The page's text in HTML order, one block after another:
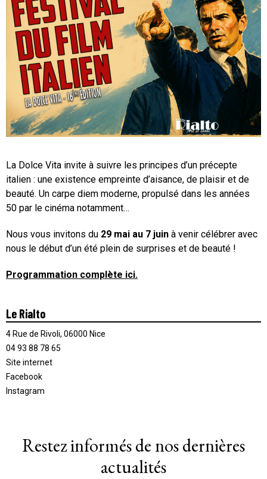
La Dolce Vita invite à suivre les principes d’un précepte
italien : une existence empreinte d’aisance, de plaisir et de
beauté. Un carpe diem moderne, propulsé dans les années
50 par le cinéma notamment…
Nous vous invitons du 29 mai au 7 juin à venir célébrer avec
nous le début d’un été plein de surprises et de beauté !
Programmation complète ici.
Le Rialto
4 Rue de Rivoli, 06000 Nice
04 93 88 78 65
Site internet
Facebook
Instagram
Restez informés de nos dernières
actualités